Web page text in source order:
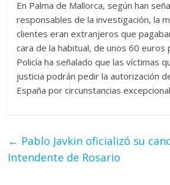
En Palma de Mallorca, según han
responsables de la investigación, la
clientes eran extranjeros que
cara de la habitual, de unos 60 euros
Policía ha señalado que las víctimas
justicia podrán pedir la autorización
España por circunstancias
← Pablo Javkin oficializó su
Intendente de Rosario